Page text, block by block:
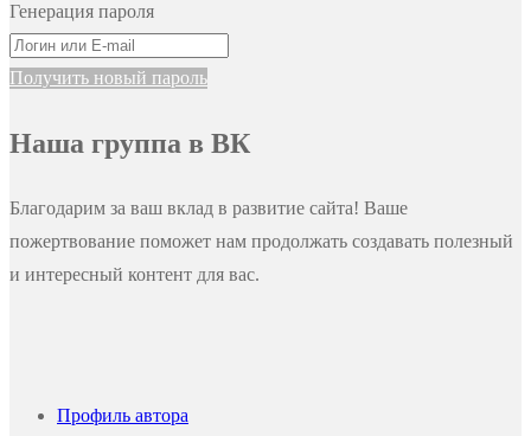
Генерация пароля
Получить новый пароль
Наша группа в ВК
Благодарим за ваш вклад в развитие сайта! Ваше
пожертвование поможет нам продолжать создавать полезный
и интересный контент для вас.
Профиль автора